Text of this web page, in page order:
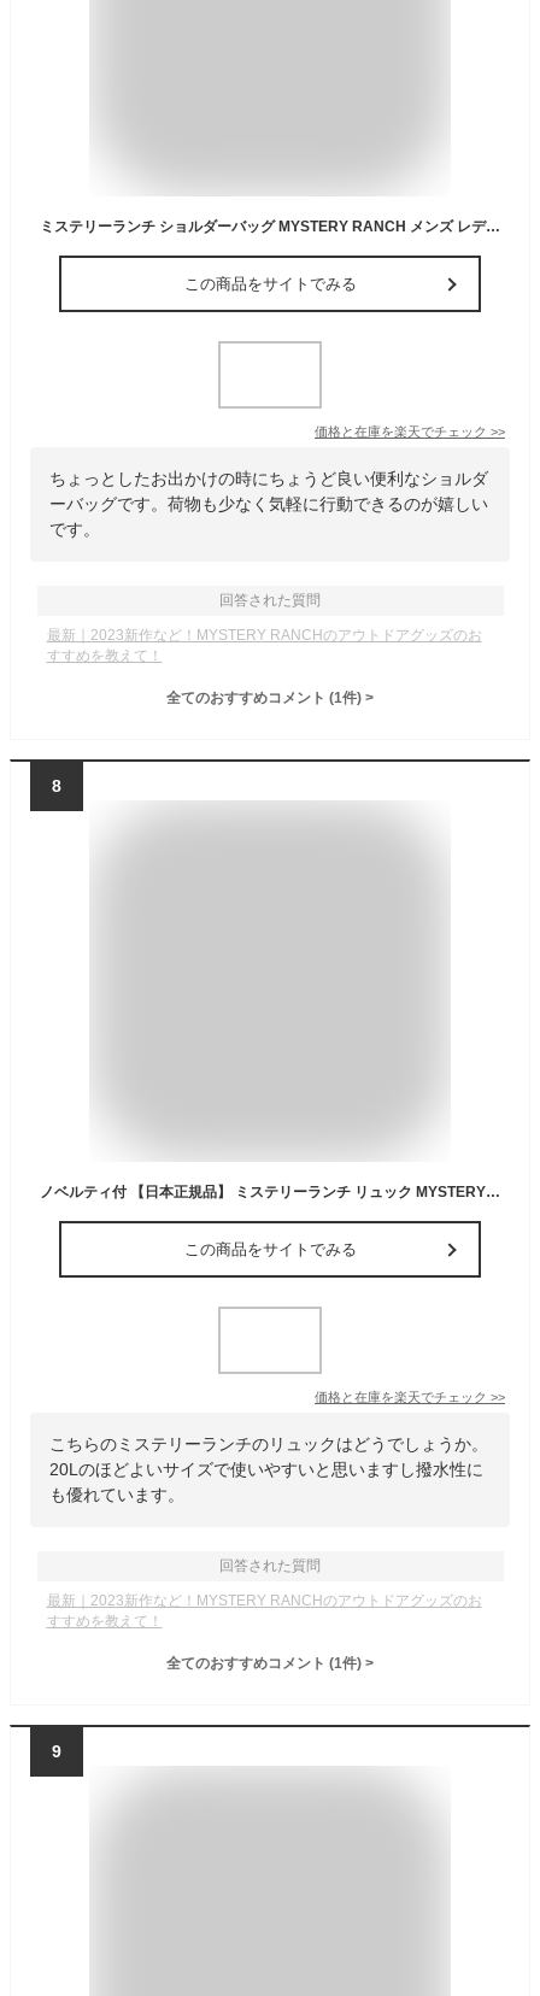
ミステリーランチ ショルダーバッグ MYSTERY RANCH メンズ レディース サコッシュ ストリートマーケット STREET MARKET シンプル ポシェット ボディバッグ 3.5L バッグ 112622 アウトドア 肩掛け フェス キャンプ プレゼント セール 新学期 秋 秋冬 旅行
この商品をサイトでみる
価格と在庫を楽天でチェック >>
ちょっとしたお出かけの時にちょうど良い便利なショルダ
ーバッグです。荷物も少なく気軽に行動できるのが嬉しい
です。
回答された質問
最新｜2023新作など！MYSTERY RANCHのアウトドアグッズのお
すすめを教えて！
全てのおすすめコメント (1件) >
8
ノベルティ付 【日本正規品】 ミステリーランチ リュック MYSTERY RANCH COULEE 20 クーリー 20 リュックサック バックパック 20L B5 登山 トレッキング 撥水 ハイドレーション アウトドア メンズ
この商品をサイトでみる
価格と在庫を楽天でチェック >>
こちらのミステリーランチのリュックはどうでしょうか。
20Lのほどよいサイズで使いやすいと思いますし撥水性に
も優れています。
回答された質問
最新｜2023新作など！MYSTERY RANCHのアウトドアグッズのお
すすめを教えて！
全てのおすすめコメント (1件) >
9